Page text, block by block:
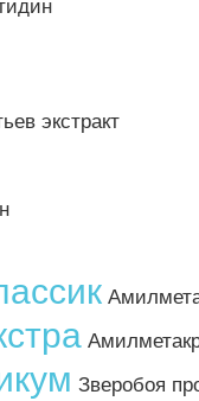
экстракт
Зверобоя